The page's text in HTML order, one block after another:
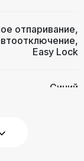
отпаривание,
Easy Lock
Синий